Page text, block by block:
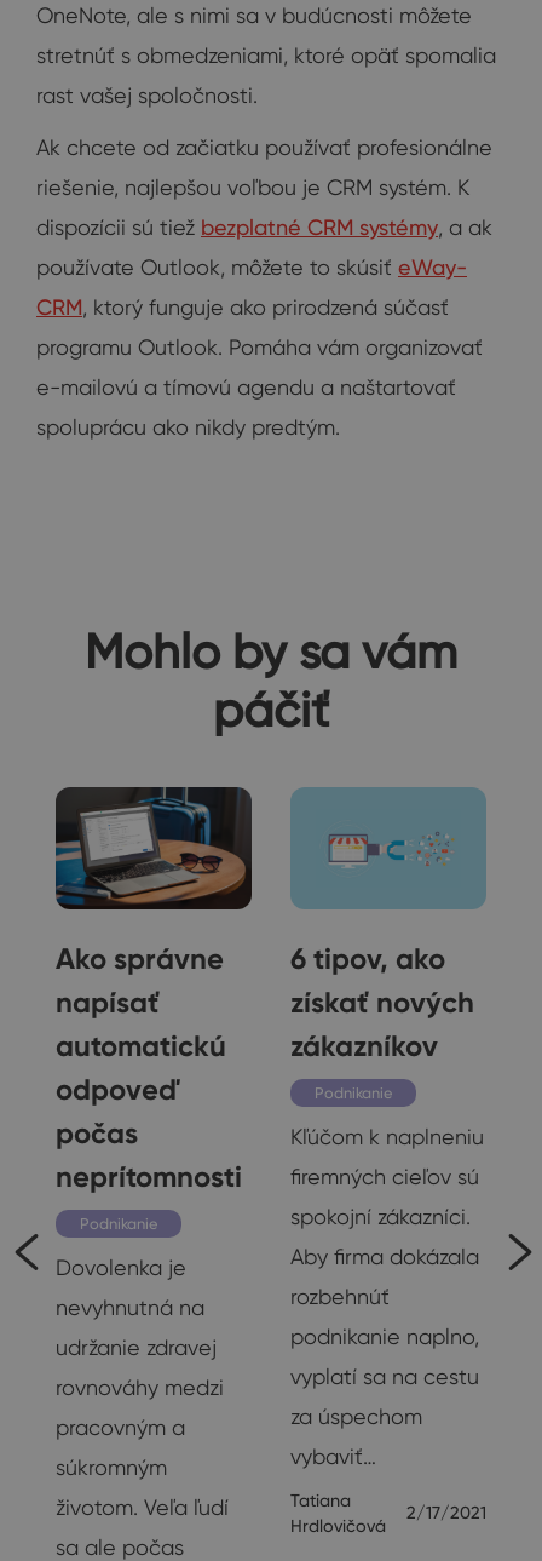
OneNote, ale s nimi sa v budúcnosti môžete
stretnúť s obmedzeniami, ktoré opäť spomalia
rast vašej spoločnosti.
Ak chcete od začiatku používať profesionálne
riešenie, najlepšou voľbou je CRM systém. K
dispozícii sú tiež bezplatné CRM systémy, a ak
používate Outlook, môžete to skúsiť eWay-
CRM, ktorý funguje ako prirodzená súčasť
programu Outlook. Pomáha vám organizovať
e-mailovú a tímovú agendu a naštartovať
spoluprácu ako nikdy predtým.
Mohlo by sa vám
páčiť
Ako správne
napísať
automatickú
odpoveď
počas
neprítomnosti
Podnikanie
Dovolenka je
nevyhnutná na
udržanie zdravej
rovnováhy medzi
pracovným a
súkromným
životom. Veľa ľudí
sa ale počas
6 tipov, ako
získať nových
zákazníkov
Podnikanie
Kľúčom k naplneniu
firemných cieľov sú
spokojní zákazníci.
Aby firma dokázala
rozbehnúť
podnikanie naplno,
vyplatí sa na cestu
za úspechom
vybaviť…
Tatiana
Hrdlovičová
2/17/2021